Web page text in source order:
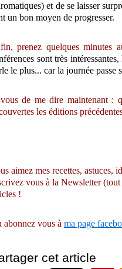
et de se laisser
un bon moyen de progresser.
prenez quelques minutes
sont très
le plus... car la journée passe
de me dire maintenant :
les éditions
aimez mes recettes, astuces,
vous à la Newsletter
!
abonnez vous à ma page
cet article